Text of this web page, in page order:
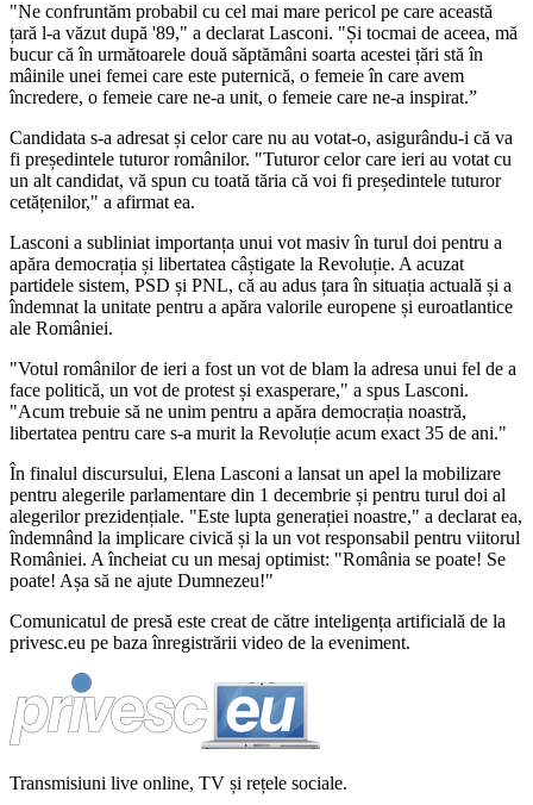
"Ne confruntăm probabil cu cel mai mare pericol pe care această
țară l-a văzut după '89," a declarat Lasconi. "Și tocmai de aceea, mă
bucur că în următoarele două săptămâni soarta acestei țări stă în
mâinile unei femei care este puternică, o femeie în care avem
încredere, o femeie care ne-a unit, o femeie care ne-a inspirat.”
Candidata s-a adresat și celor care nu au votat-o, asigurându-i că va
fi președintele tuturor românilor. "Tuturor celor care ieri au votat cu
un alt candidat, vă spun cu toată tăria că voi fi președintele tuturor
cetățenilor," a afirmat ea.
Lasconi a subliniat importanța unui vot masiv în turul doi pentru a
apăra democrația și libertatea câștigate la Revoluție. A acuzat
partidele sistem, PSD și PNL, că au adus țara în situația actuală și a
îndemnat la unitate pentru a apăra valorile europene și euroatlantice
ale României.
"Votul românilor de ieri a fost un vot de blam la adresa unui fel de a
face politică, un vot de protest și exasperare," a spus Lasconi.
"Acum trebuie să ne unim pentru a apăra democrația noastră,
libertatea pentru care s-a murit la Revoluție acum exact 35 de ani."
În finalul discursului, Elena Lasconi a lansat un apel la mobilizare
pentru alegerile parlamentare din 1 decembrie și pentru turul doi al
alegerilor prezidențiale. "Este lupta generației noastre," a declarat ea,
îndemnând la implicare civică și la un vot responsabil pentru viitorul
României. A încheiat cu un mesaj optimist: "România se poate! Se
poate! Așa să ne ajute Dumnezeu!"
Comunicatul de presă este creat de către inteligența artificială de la
privesc.eu pe baza înregistrării video de la eveniment.
Transmisiuni live online, TV și rețele sociale.